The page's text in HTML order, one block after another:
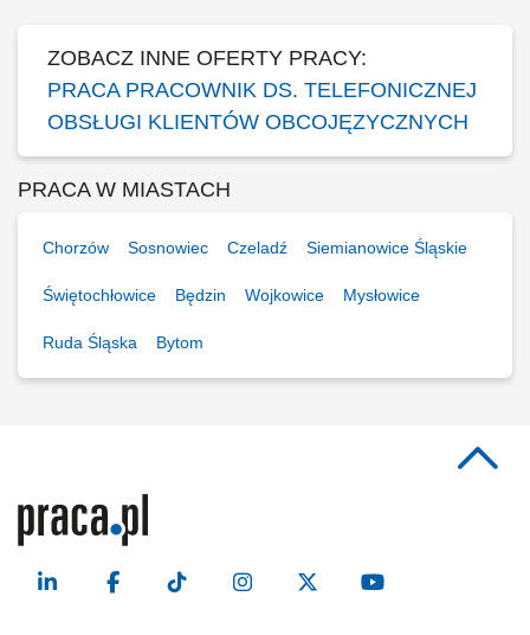
ZOBACZ INNE OFERTY PRACY:
PRACA PRACOWNIK DS. TELEFONICZNEJ
OBSŁUGI KLIENTÓW OBCOJĘZYCZNYCH
PRACA W MIASTACH
Chorzów Sosnowiec Czeladź Siemianowice Śląskie
Świętochłowice Będzin Wojkowice Mysłowice
Ruda Śląska Bytom